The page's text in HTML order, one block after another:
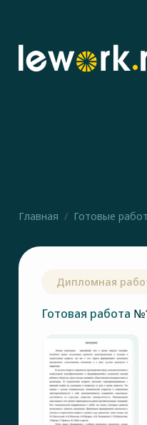
Главная Готовые
Дипломная
Готовая работа